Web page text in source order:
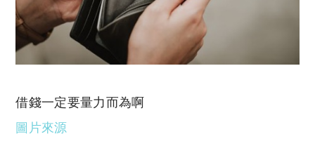
借錢一定要量力而為啊
圖片來源